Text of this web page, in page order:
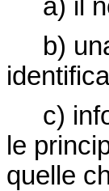
a) il
b) una
c)
le
quelle